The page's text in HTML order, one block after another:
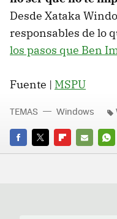
Desde Xataka
responsables de lo
los pasos que Ben
Fuente | MSPU
FACEBOOK
TWITTERFLIPBOARD
E-
TEMAS Windows